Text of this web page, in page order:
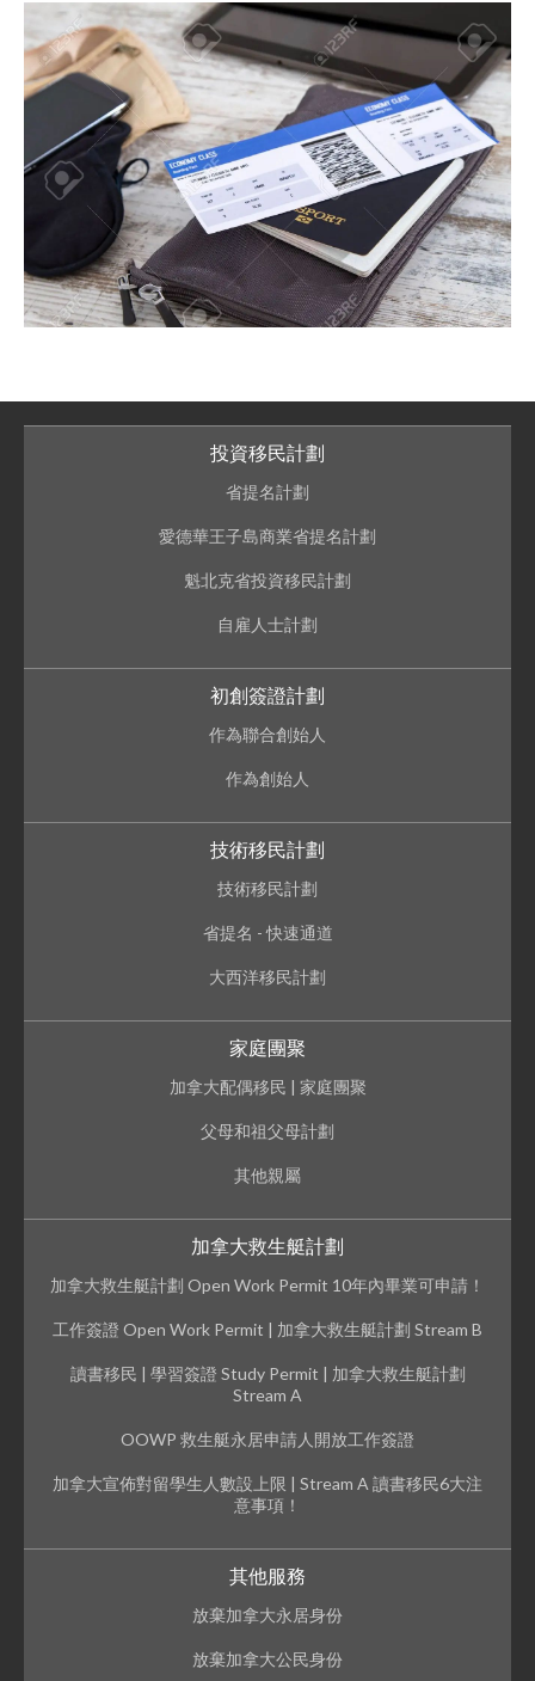
投資移民計劃
省提名計劃
愛德華王子島商業省提名計劃
魁北克省投資移民計劃
自雇人士計劃
初創簽證計劃
作為聯合創始人
作為創始人
技術移民計劃
技術移民計劃
省提名 - 快速通道
大西洋移民計劃
家庭團聚
加拿大配偶移民 | 家庭團聚
父母和祖父母計劃
其他親屬
加拿大救生艇計劃
加拿大救生艇計劃 Open Work Permit 10年內畢業可申請！
工作簽證 Open Work Permit | 加拿大救生艇計劃 Stream B
讀書移民 | 學習簽證 Study Permit | 加拿大救生艇計劃
Stream A
OOWP 救生艇永居申請人開放工作簽證
加拿大宣佈對留學生人數設上限 | Stream A 讀書移民6大注
意事項！
其他服務
放棄加拿大永居身份
放棄加拿大公民身份